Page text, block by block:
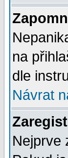
na
dle
Návrat
Nejprve